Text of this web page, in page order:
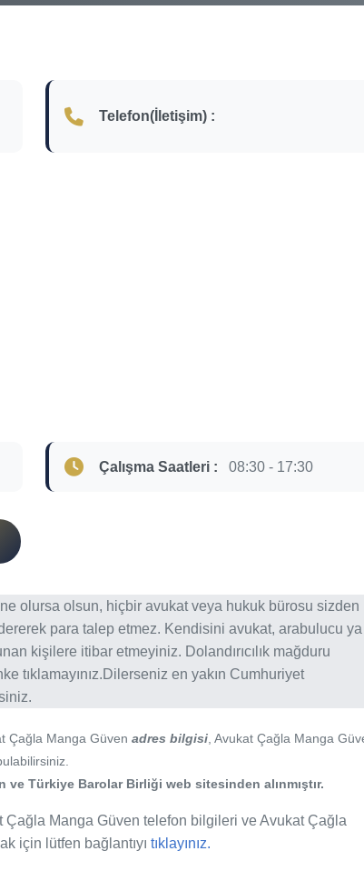
Telefon(İletişim) :
Çalışma Saatleri : 08:30 - 17:30
olursa olsun, hiçbir avukat veya hukuk bürosu sizden
para talep etmez. Kendisini avukat, arabulucu
kişilere itibar etmeyiniz. Dolandırıcılık mağduru
tıklamayınız.Dilerseniz en yakın Cumhuriyet
Çağla Manga Güven adres bilgisi , Avukat Çağla Manga
ve Türkiye Barolar Birliği web sitesinden alınmıştır.
Manga Güven telefon bilgileri ve Avukat Çağla
için lütfen bağlantıyı tıklayınız.